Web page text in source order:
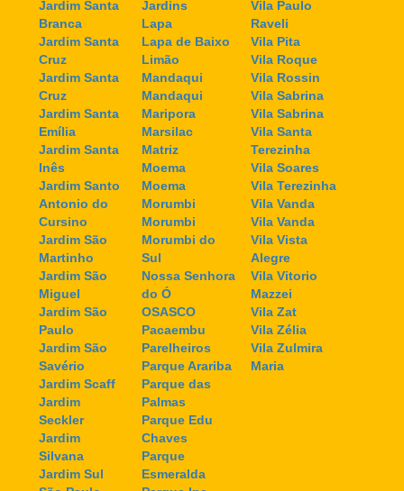
Jardim Santa
Branca
Jardim Santa
Cruz
Jardim Santa
Cruz
Jardim Santa
Emília
Jardim Santa
Inês
Jardim Santo
Antonio do
Cursino
Jardim São
Martinho
Jardim São
Miguel
Jardim São
Paulo
Jardim São
Savério
Jardim Scaff
Jardim
Seckler
Jardim
Silvana
Jardim Sul
Jardins
Lapa
Lapa de Baixo
Limão
Mandaqui
Mandaqui
Maripora
Marsilac
Matriz
Moema
Moema
Morumbi
Morumbi
Morumbi do
Sul
Nossa Senhora
do Ó
OSASCO
Pacaembu
Parelheiros
Parque Arariba
Parque das
Palmas
Parque Edu
Chaves
Parque
Esmeralda
Vila Paulo
Raveli
Vila Pita
Vila Roque
Vila Rossin
Vila Sabrina
Vila Sabrina
Vila Santa
Terezinha
Vila Soares
Vila Terezinha
Vila Vanda
Vila Vanda
Vila Vista
Alegre
Vila Vitorio
Mazzei
Vila Zat
Vila Zélia
Vila Zulmira
Maria